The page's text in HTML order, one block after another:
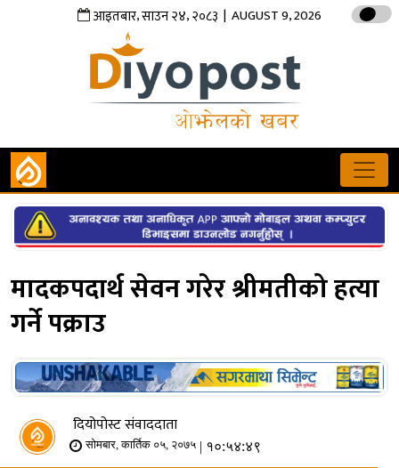
आइतबार,साउन२४,२०८३ | AUGUST 9, 2026
मादकपदार्थ सेवन गरेर श्रीमतीको हत्या
गर्ने पक्राउ
दियोपोस्ट संवाददाता
सोमबार, कार्तिक ०५, २०७५ | १०:५४:४९